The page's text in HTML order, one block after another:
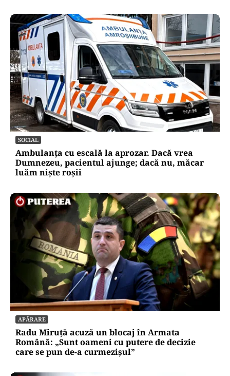
SOCIAL
Ambulanța cu escală la aprozar. Dacă vrea
Dumnezeu, pacientul ajunge; dacă nu, măcar
luăm niște roșii
APĂRARE
Radu Miruță acuză un blocaj în Armata
Română: „Sunt oameni cu putere de decizie
care se pun de-a curmezișul”